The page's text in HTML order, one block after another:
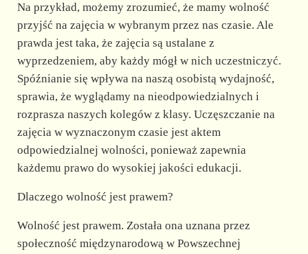
Na przykład, możemy zrozumieć, że mamy wolność
przyjść na zajęcia w wybranym przez nas czasie. Ale
prawda jest taka, że zajęcia są ustalane z
wyprzedzeniem, aby każdy mógł w nich uczestniczyć.
Spóźnianie się wpływa na naszą osobistą wydajność,
sprawia, że wyglądamy na nieodpowiedzialnych i
rozprasza naszych kolegów z klasy. Uczęszczanie na
zajęcia w wyznaczonym czasie jest aktem
odpowiedzialnej wolności, ponieważ zapewnia
każdemu prawo do wysokiej jakości edukacji.
Dlaczego wolność jest prawem?
Wolność jest prawem. Została ona uznana przez
społeczność międzynarodową w Powszechnej